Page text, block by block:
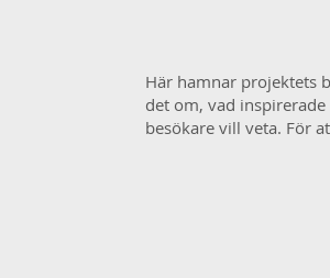
Här hamnar projektets
det om, vad
besökare vill veta. För